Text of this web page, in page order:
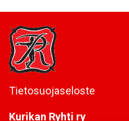
Tietosuojaseloste
Kurikan Ryhti ry